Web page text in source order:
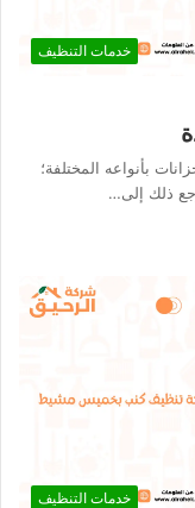
خدمات التنظيف
بأنواعه المختلفة؛
ذلك إلى…
خدمات التنظيف